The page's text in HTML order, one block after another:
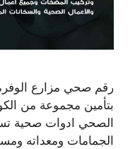
رقم صحي مزارع
بتأمين مجموعة من
الصحي ادوات صحية
الجمامات ومعداته